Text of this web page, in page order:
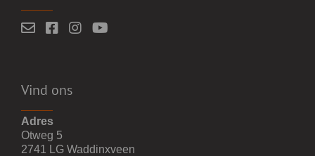
Vind ons
Adres
Otweg 5
2741 LG Waddinxveen